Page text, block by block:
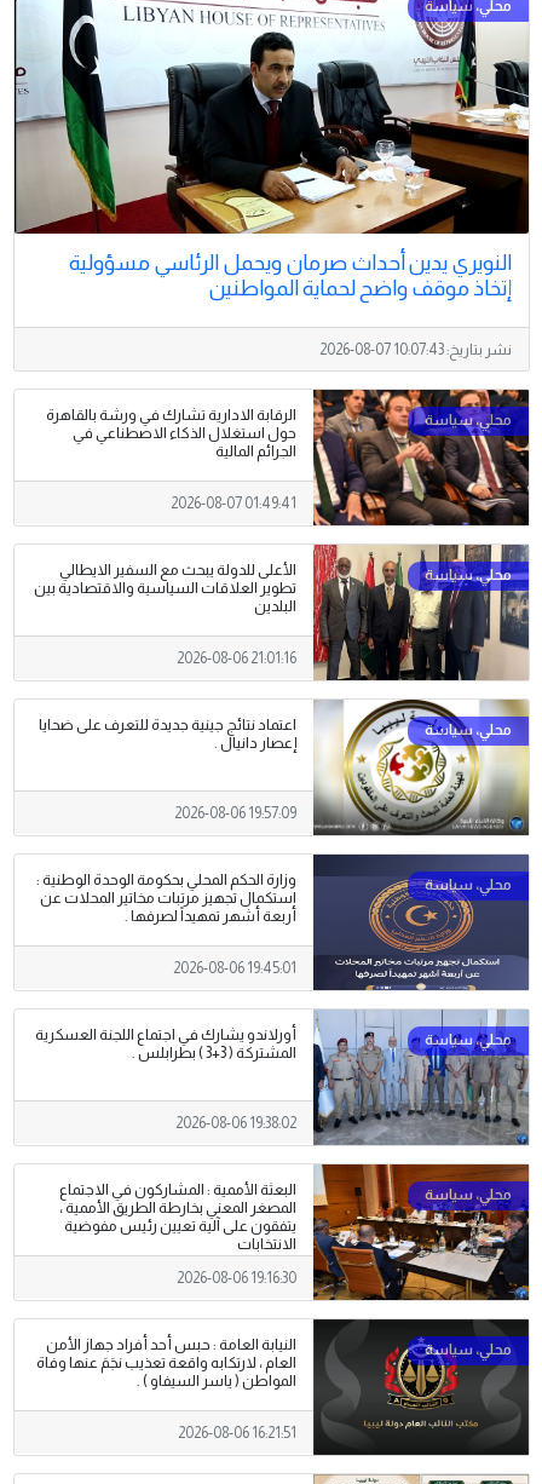
النويري يدين أحداث صرمان ويحمل الرئاسي مسؤولية
إتخاذ موقف واضح لحماية المواطنين
نشر بتاريخ:2026-08-07 10:07:43
الرقابة الادارية تشارك في ورشة بالقاهرة
حول استغلال الذكاء الاصطناعي في
الجرائم المالية
2026-08-07 01:49:41
الأعلى للدولة يبحث مع السفير الايطالي
تطوير العلاقات السياسية والاقتصادية بين
البلدين
2026-08-06 21:01:16
اعتماد نتائج جينية جديدة للتعرف على ضحايا
إعصار دانيال .
2026-08-06 19:57:09
وزارة الحكم المحلي بحكومة الوحدة الوطنية :
استكمال تجهيز مرتبات مخاتير المحلات عن
أربعة أشهر تمهيداً لصرفها .
2026-08-06 19:45:01
أورلاندو يشارك في اجتماع اللجنة العسكرية
المشتركة ( 3+3 ) بطرابلس .
2026-08-06 19:38:02
البعثة الأممية : المشاركون في الاجتماع
المصغر المعني بخارطة الطريق الأممية ،
يتفقون على آلية تعيين رئيس مفوضية
الانتخابات
2026-08-06 19:16:30
النيابة العامة : حبس أحد أفراد جهاز الأمن
العام ، لارتكابه واقعة تعذيب نجَمَ عنها وفاة
المواطن ( ياسر السيفاو ) .
2026-08-06 16:21:51